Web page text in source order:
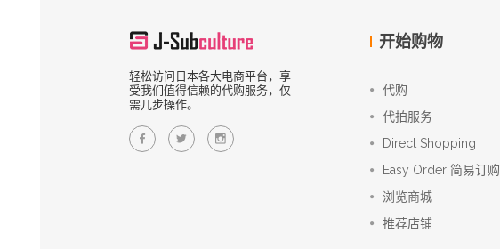
轻松访问日本各大电商平台，享
受我们值得信赖的代购服务，仅
需几步操作。
开始购物
代购
代拍服务
Direct Shopping
Easy Order 简易订购
浏览商城
推荐店铺